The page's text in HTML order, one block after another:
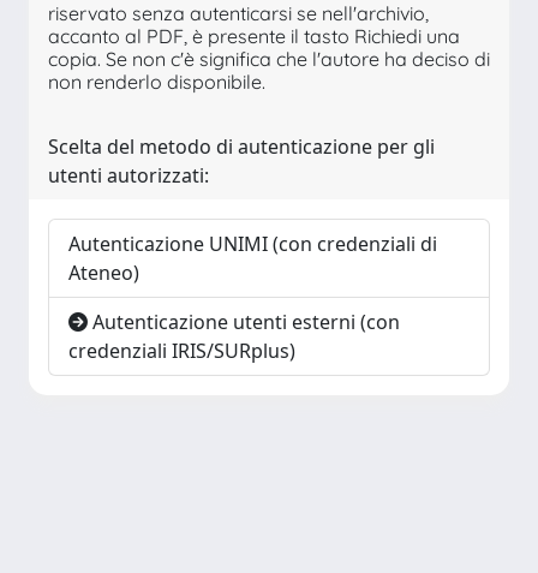
riservato senza autenticarsi se nell'archivio,
accanto al PDF, è presente il tasto Richiedi una
copia. Se non c'è significa che l'autore ha deciso di
non renderlo disponibile.
Scelta del metodo di autenticazione per gli
utenti autorizzati:
Autenticazione UNIMI (con credenziali di
Ateneo)
Autenticazione utenti esterni (con
credenziali IRIS/SURplus)